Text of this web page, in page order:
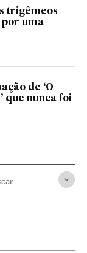
trigêmeos
por uma
de ‘O
que nunca foi